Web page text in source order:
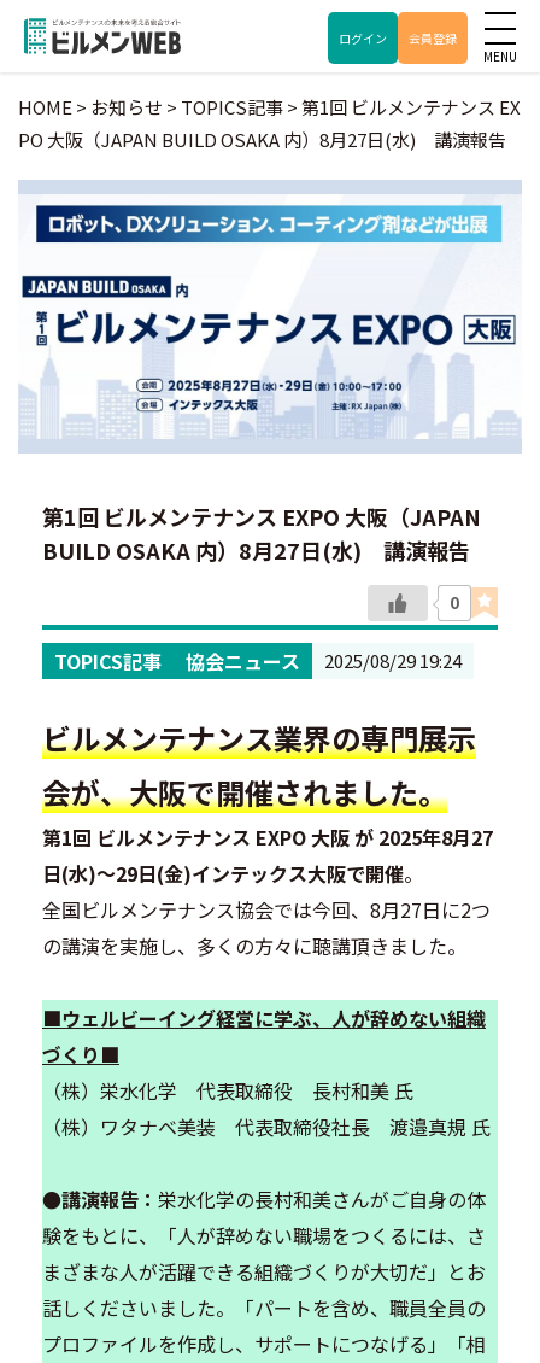
ログイン 会員登録
HOME > お知らせ > TOPICS記事>第1回 ビルメンテナンス EX
PO 大阪（JAPAN BUILD OSAKA 内）8月27日(水) 講演報告
第1回 ビルメンテナンス EXPO 大阪（JAPAN
BUILD OSAKA 内）8月27日(水) 講演報告
0
TOPICS記事 協会ニュース 2025/08/29 19:24
ビルメンテナンス業界の専門展示
会が、大阪で開催されました。
第1回 ビルメンテナンス EXPO 大阪 が 2025年8月27
日(水)～29日(金)インテックス大阪で開催。
全国ビルメンテナンス協会では今回、8月27日に2つ
の講演を実施し、多くの方々に聴講頂きました。
■ウェルビーイング経営に学ぶ、人が辞めない組織
づくり■
（株）栄水化学 代表取締役 長村和美 氏
（株）ワタナベ美装 代表取締役社長 渡邉真規 氏
●講演報告： 栄水化学の長村和美さんがご自身の体
験をもとに、「人が辞めない職場をつくるには、さ
まざまな人が活躍できる組織づくりが大切だ」とお
話しくださいました。「パートを含め、職員全員の
プロファイルを作成し、サポートにつなげる」「相